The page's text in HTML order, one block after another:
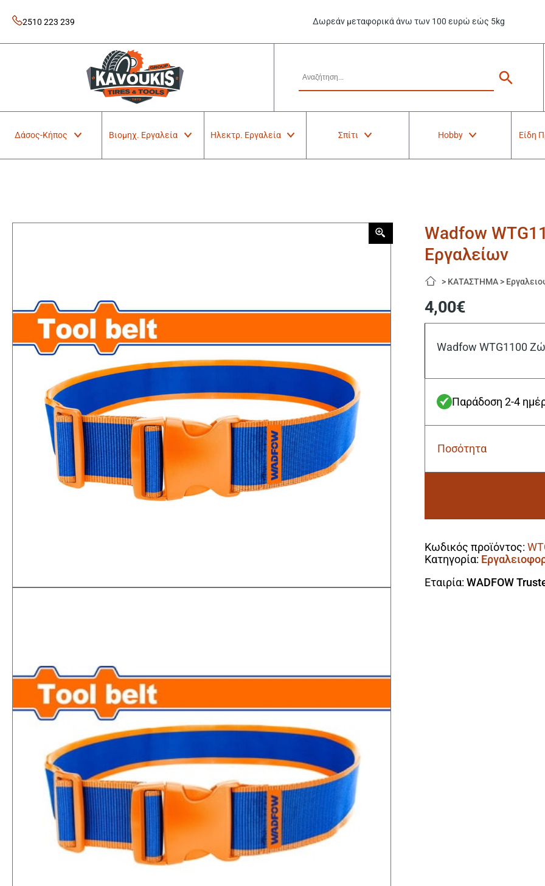
content
2510 223 239 Δωρεάν μεταφορικά άνω των 100 ευρώ εώς 5kg
Kavoukis Tools
Tires & Tools
Δάσος-Κήπος Βιομηχ. Εργαλεία Ηλεκτρ. Εργαλεία Σπίτι Hobby Είδη
Wadfow
Εργαλείων
> ΚΑΤΑΣΤΗΜΑ >
4,00€
Wadfow WTG1100
Παράδοση 2-4
Ποσότητα
Wadfow
ποσότητα
Κωδικός προϊόντος:
Κατηγορία:
Εταιρία: WADFOW